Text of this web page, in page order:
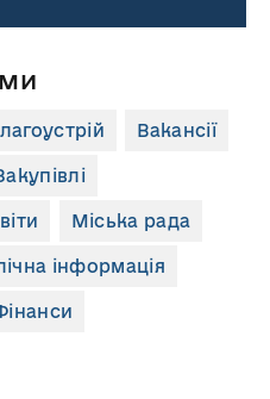
Вакансії
Міська рада
інформація